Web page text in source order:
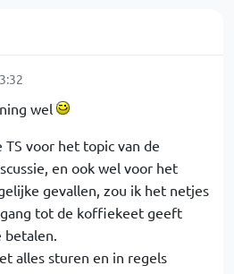
wel
voor het topic van de
en ook wel voor het
gevallen, zou ik het netjes
tot de koffiekeet geeft
betalen.
alles sturen en in regels